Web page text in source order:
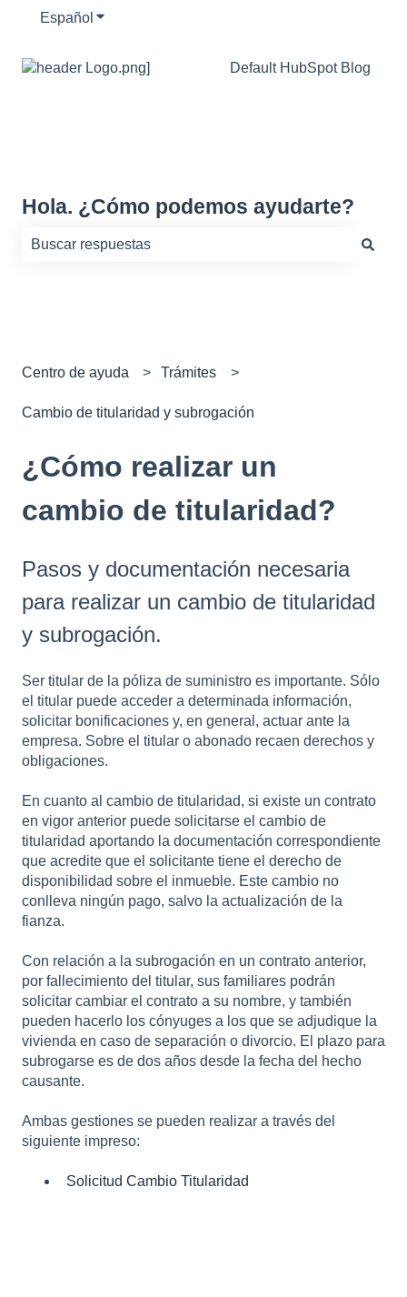
Español Traducciones de Mostrar submenú de
Default HubSpot Blog
Hola. ¿Cómo podemos ayudarte?
Centro de ayuda Trámites
Cambio de titularidad y subrogación
¿Cómo realizar un
cambio de titularidad?
Pasos y documentación necesaria
para realizar un cambio de titularidad
y subrogación.
Ser titular de la póliza de suministro es importante. Sólo
el titular puede acceder a determinada información,
solicitar bonificaciones y, en general, actuar ante la
empresa. Sobre el titular o abonado recaen derechos y
obligaciones.
En cuanto al cambio de titularidad, si existe un contrato
en vigor anterior puede solicitarse el cambio de
titularidad aportando la documentación correspondiente
que acredite que el solicitante tiene el derecho de
disponibilidad sobre el inmueble. Este cambio no
conlleva ningún pago, salvo la actualización de la
fianza.
Con relación a la subrogación en un contrato anterior,
por fallecimiento del titular, sus familiares podrán
solicitar cambiar el contrato a su nombre, y también
pueden hacerlo los cónyuges a los que se adjudique la
vivienda en caso de separación o divorcio. El plazo para
subrogarse es de dos años desde la fecha del hecho
causante.
Ambas gestiones se pueden realizar a través del
siguiente impreso:
Solicitud Cambio Titularidad